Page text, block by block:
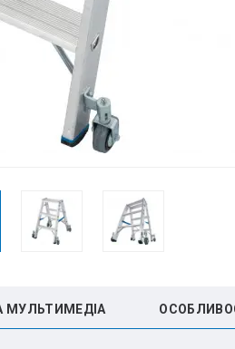
МУЛЬТИМЕДІА